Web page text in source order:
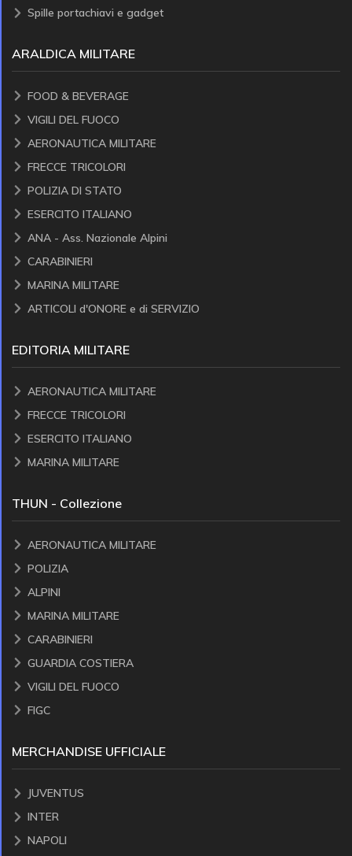
Spille portachiavi e gadget
ARALDICA MILITARE
FOOD & BEVERAGE
VIGILI DEL FUOCO
AERONAUTICA MILITARE
FRECCE TRICOLORI
POLIZIA DI STATO
ESERCITO ITALIANO
ANA - Ass. Nazionale Alpini
CARABINIERI
MARINA MILITARE
ARTICOLI d'ONORE e di SERVIZIO
EDITORIA MILITARE
AERONAUTICA MILITARE
FRECCE TRICOLORI
ESERCITO ITALIANO
MARINA MILITARE
THUN - Collezione
AERONAUTICA MILITARE
POLIZIA
ALPINI
MARINA MILITARE
CARABINIERI
GUARDIA COSTIERA
VIGILI DEL FUOCO
FIGC
MERCHANDISE UFFICIALE
JUVENTUS
INTER
NAPOLI